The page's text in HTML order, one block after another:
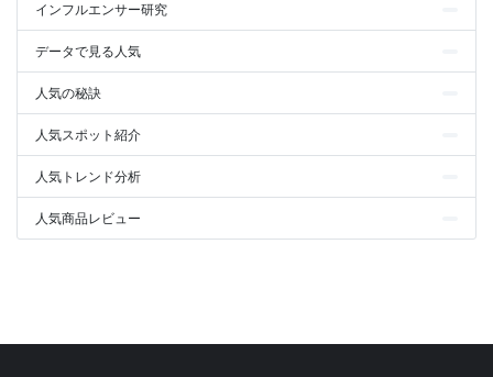
インフルエンサー研究
データで見る人気
人気の秘訣
人気スポット紹介
人気トレンド分析
人気商品レビュー